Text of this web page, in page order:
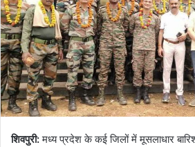
शिवपुरी:मध्य प्रदेश के कई जिलों में मूसलाधार